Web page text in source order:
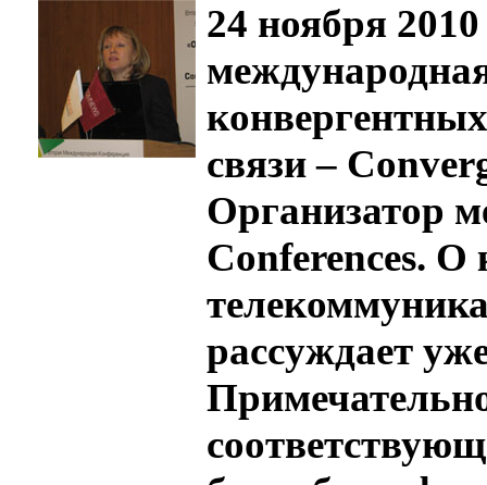
24 ноября
связи –
Организатор
Conferences. О
рассуждает